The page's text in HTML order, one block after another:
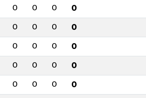
0 0 0 0
0 0 0 0
0 0 0 0
0 0 0 0
0 0 0 0